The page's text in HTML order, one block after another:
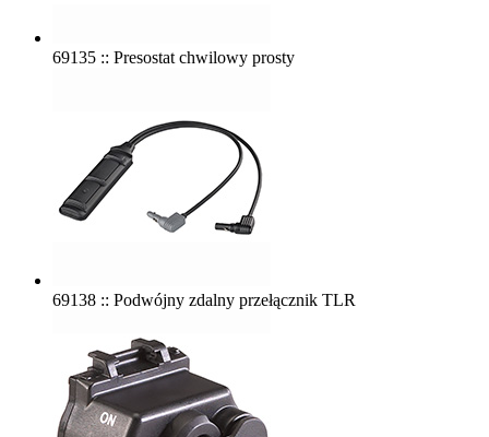
69135 :: Presostat chwilowy prosty
69138 :: Podwójny zdalny przełącznik TLR